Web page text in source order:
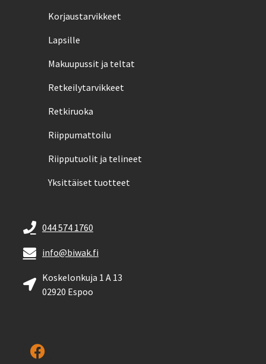
Korjaustarvikkeet
Lapsille
Makuupussit ja teltat
Retkeilytarvikkeet
Retkiruoka
Riippumattoilu
Riipputuolit ja telineet
Yksittäiset tuotteet
044 574 1760
info@biwak.fi
Koskelonkuja 1 A 13
02920 Espoo